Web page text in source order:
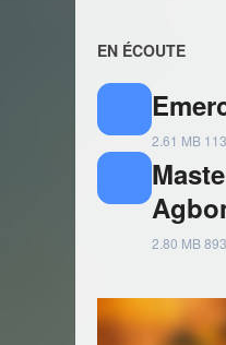
EN ÉCOUTE
2.61 MB
2.80 MB